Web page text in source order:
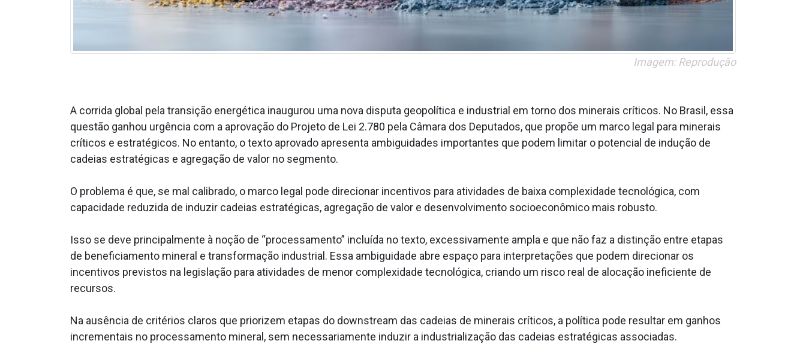
Imagem: Reprodução
A corrida global pela transição energética inaugurou uma nova disputa geopolítica e industrial em torno dos minerais críticos. No Brasil, essa
questão ganhou urgência com a aprovação do Projeto de Lei 2.780 pela Câmara dos Deputados, que propõe um marco legal para minerais
críticos e estratégicos. No entanto, o texto aprovado apresenta ambiguidades importantes que podem limitar o potencial de indução de
cadeias estratégicas e agregação de valor no segmento.
O problema é que, se mal calibrado, o marco legal pode direcionar incentivos para atividades de baixa complexidade tecnológica, com
capacidade reduzida de induzir cadeias estratégicas, agregação de valor e desenvolvimento socioeconômico mais robusto.
Isso se deve principalmente à noção de “processamento” incluída no texto, excessivamente ampla e que não faz a distinção entre etapas
de beneficiamento mineral e transformação industrial. Essa ambiguidade abre espaço para interpretações que podem direcionar os
incentivos previstos na legislação para atividades de menor complexidade tecnológica, criando um risco real de alocação ineficiente de
recursos.
Na ausência de critérios claros que priorizem etapas do downstream das cadeias de minerais críticos, a política pode resultar em ganhos
incrementais no processamento mineral, sem necessariamente induzir a industrialização das cadeias estratégicas associadas.